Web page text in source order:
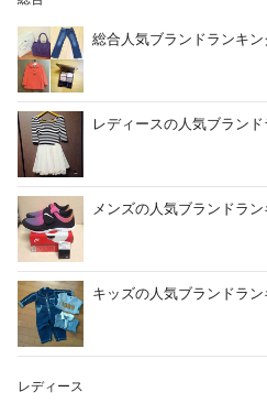
総合人気ブランドランキ
レディースの人気ブラン
メンズの人気ブランドラ
キッズの人気ブランドラ
レディース